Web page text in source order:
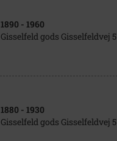
1890 - 1960
Gisselfeld gods Gisselfeldvej 5
1880 - 1930
Gisselfeld gods Gisselfeldvej 5